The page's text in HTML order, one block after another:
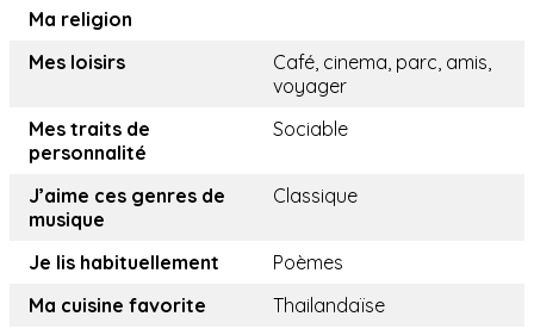
Ma religion
Mes loisirs
Café, cinema, parc, amis,
voyager
Mes traits de
personnalité
Sociable
J’aime ces genres de
musique
Classique
Je lis habituellement
Poèmes
Ma cuisine favorite
Thailandaïse